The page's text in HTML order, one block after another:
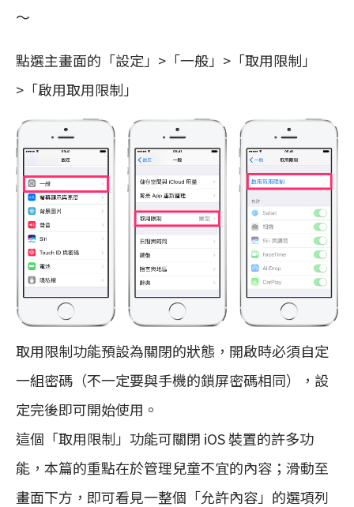
～
點選主畫面的「設定」>「一般」>「取用限制」
>「啟用取用限制」
取用限制功能預設為關閉的狀態，開啟時必須自定
一組密碼（不一定要與手機的鎖屏密碼相同），設
定完後即可開始使用。
這個「取用限制」功能可關閉 iOS 裝置的許多功
能，本篇的重點在於管理兒童不宜的內容；滑動至
畫面下方，即可看見一整個「允許內容」的選項列